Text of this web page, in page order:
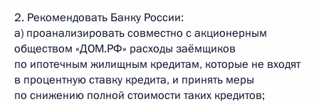
2. Рекомендовать Банку России:
а) проанализировать совместно с акционерным
обществом «ДОМ.РФ» расходы заёмщиков
по ипотечным жилищным кредитам, которые не входят
в процентную ставку кредита, и принять меры
по снижению полной стоимости таких кредитов;